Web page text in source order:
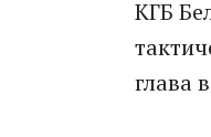
КГБ
глава